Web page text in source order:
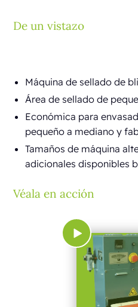
De un vistazo
Máquina de sellado de
Área de sellado de
Económica para
pequeño a mediano y
Tamaños de máquina
adicionales disponibles
Véala en acción